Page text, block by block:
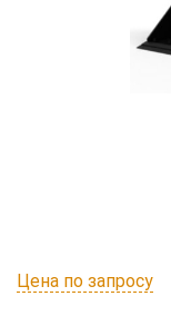
Цена по запросу